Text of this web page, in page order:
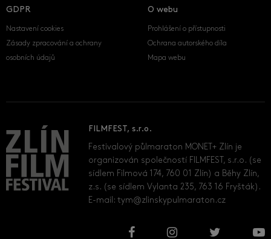
GDPR
Nastavení cookies
Zásady zpracování a ochrany
osobních údajů
O webu
Prohlášení o přístupnosti
Ochrana autorského díla
Mapa webu
FILMFEST, s.r.o.
Festivalový půlmaraton MONET+ Zlín je
organizován společností FILMFEST, s.r.o. (se
sídlem Filmová 174, 760 01 Zlín) a Běhy Zlín,
z.s. (se sídlem Vylanta 235, 763 16 Fryšták).
E-mail:tym@zlinskypulmaraton.cz